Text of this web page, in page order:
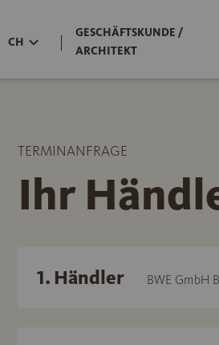
CH |
GESCHÄFTSKUNDE /
ARCHITEKT
TERMINANFRAGE
Ihr
1. Händler BWE GmbH